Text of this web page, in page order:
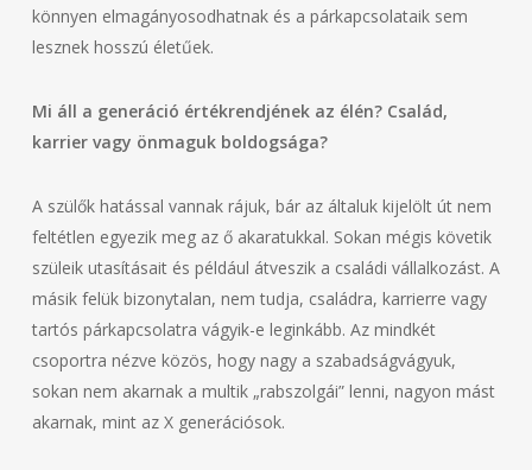
könnyen elmagányosodhatnak és a párkapcsolataik sem
lesznek hosszú életűek.
Mi áll a generáció értékrendjének az élén? Család,
karrier vagy önmaguk boldogsága?
A szülők hatással vannak rájuk, bár az általuk kijelölt út nem
feltétlen egyezik meg az ő akaratukkal. Sokan mégis követik
szüleik utasításait és például átveszik a családi vállalkozást. A
másik felük bizonytalan, nem tudja, családra, karrierre vagy
tartós párkapcsolatra vágyik-e leginkább. Az mindkét
csoportra nézve közös, hogy nagy a szabadságvágyuk,
sokan nem akarnak a multik „rabszolgái” lenni, nagyon mást
akarnak, mint az X generációsok.